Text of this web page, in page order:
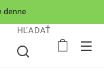
denne
HĽADAŤ